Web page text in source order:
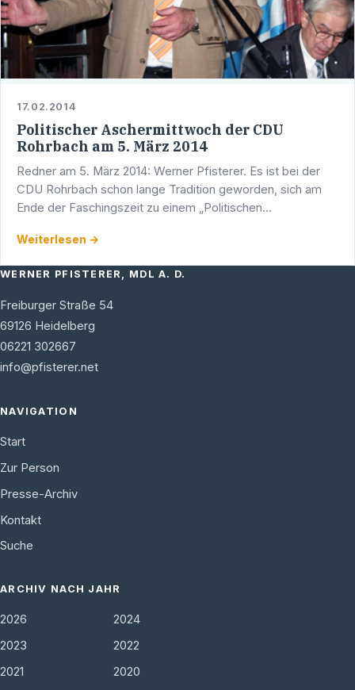
17.02.2014
Politischer Aschermittwoch der CDU
Rohrbach am 5. März 2014
Redner am 5. März 2014: Werner Pfisterer. Es ist bei der
CDU Rohrbach schon lange Tradition geworden, sich am
Ende der Faschingszeit zu einem „Politischen
Mandatsträgern über …
Weiterlesen →
WERNER PFISTERER, MDL A. D.
Freiburger Straße 54
69126 Heidelberg
06221 302667
info@pfisterer.net
NAVIGATION
Start
Zur Person
Presse-Archiv
Kontakt
Suche
ARCHIV NACH JAHR
2026
2024
2023
2022
2021
2020